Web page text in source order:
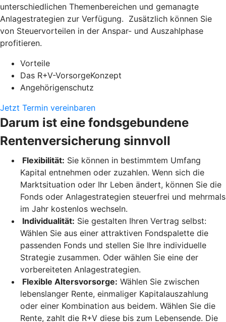
unterschiedlichen Themenbereichen und gemanagte
Anlagestrategien zur Verfügung. Zusätzlich können Sie
von Steuervorteilen in der Anspar- und Auszahlphase
profitieren.
Vorteile
Das R+V-VorsorgeKonzept
Angehörigenschutz
Jetzt Termin vereinbaren
Darum ist eine fondsgebundene
Rentenversicherung sinnvoll
Flexibilität: Sie können in bestimmtem Umfang
Kapital entnehmen oder zuzahlen. Wenn sich die
Marktsituation oder Ihr Leben ändert, können Sie die
Fonds oder Anlagestrategien steuerfrei und mehrmals
im Jahr kostenlos wechseln.
Individualität: Sie gestalten Ihren Vertrag selbst:
Wählen Sie aus einer attraktiven Fondspalette die
passenden Fonds und stellen Sie Ihre individuelle
Strategie zusammen. Oder wählen Sie eine der
vorbereiteten Anlagestrategien.
Flexible Altersvorsorge: Wählen Sie zwischen
lebenslanger Rente, einmaliger Kapitalauszahlung
oder einer Kombination aus beidem. Wählen Sie die
Rente, zahlt die R+V diese bis zum Lebensende. Die